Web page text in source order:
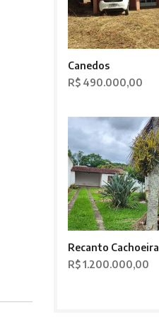
Canedos
R$ 490.000,00
Recanto Cachoeira
R$ 1.200.000,00